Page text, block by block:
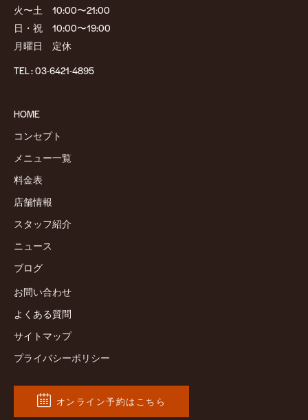
火〜土 10:00〜21:00
日・祝 10:00〜19:00
月曜日 定休
TEL :03-6421-4895
HOME
コンセプト
メニュー一覧
料金表
店舗情報
スタッフ紹介
ニュース
ブログ
お問い合わせ
よくある質問
サイトマップ
プライバシーポリシー
オンライン予約はこちら